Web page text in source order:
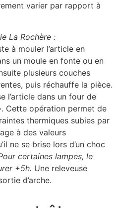
varier par rapport à
La Rochère :
à mouler l’article en
un moule en fonte ou en
plusieurs couches
puis réchauffe la pièce.
l’article dans un four de
. Cette opération permet de
thermiques subies par
à des valeurs
ne se brise lors d’un choc
certaines lampes, le
+5h. Une releveuse
d’arche.